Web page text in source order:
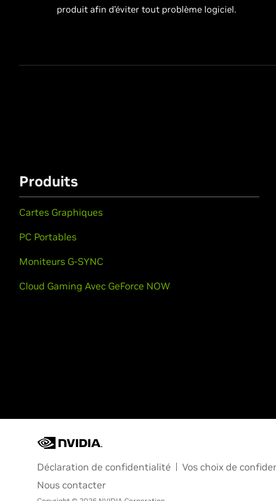
produit afin d’éviter tout problème logiciel.
Produits
Cartes Graphiques
PC Portables
Moniteurs G-SYNC
Cloud Gaming Avec GeForce NOW
Déclaration de confidentialité Vos choix de
Nous contacter